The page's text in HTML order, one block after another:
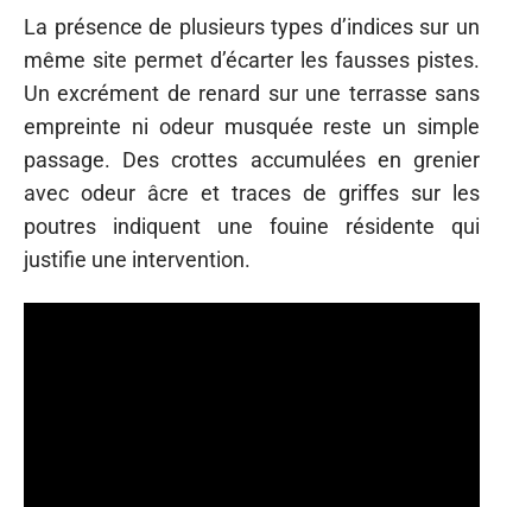
La présence de plusieurs types d’indices sur un
même site permet d’écarter les fausses pistes.
Un excrément de renard sur une terrasse sans
empreinte ni odeur musquée reste un simple
passage. Des crottes accumulées en grenier
avec odeur âcre et traces de griffes sur les
poutres indiquent une fouine résidente qui
justifie une intervention.